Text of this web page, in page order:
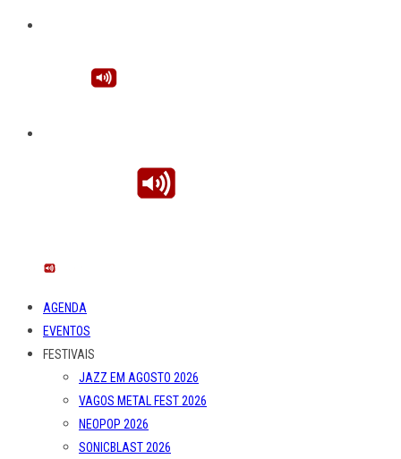
AGENDA
EVENTOS
FESTIVAIS
JAZZ EM AGOSTO 2026
VAGOS METAL FEST 2026
NEOPOP 2026
SONICBLAST 2026